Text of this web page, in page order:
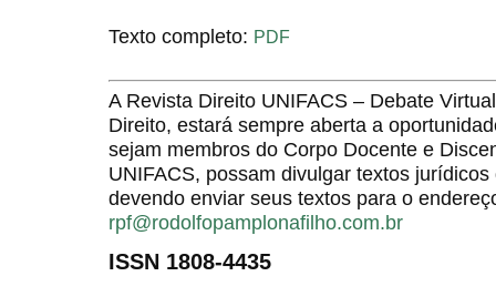
Texto completo: PDF
A Revista Direito UNIFACS – Debate
Direito, estará sempre aberta a
sejam membros do Corpo Docente e
UNIFACS, possam divulgar textos
devendo enviar seus textos para o
rpf@rodolfopamplonafilho.com.br
ISSN 1808-4435